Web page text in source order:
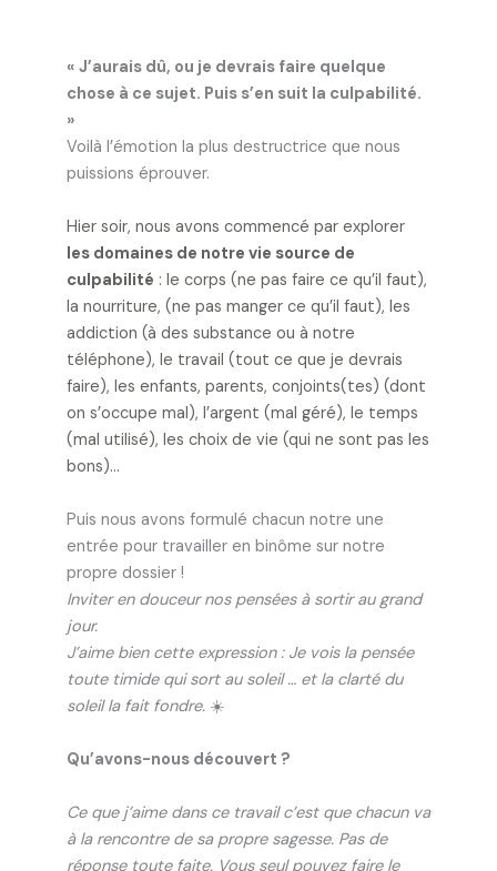
« J’aurais dû, ou je devrais faire quelque
chose à ce sujet. Puis s’en suit la culpabilité.
»
Voilà l’émotion la plus destructrice que nous
puissions éprouver.
Hier soir, nous avons commencé par explorer
les domaines de notre vie source de
culpabilité : le corps (ne pas faire ce qu’il faut),
la nourriture, (ne pas manger ce qu’il faut), les
addiction (à des substance ou à notre
téléphone), le travail (tout ce que je devrais
faire), les enfants, parents, conjoints(tes) (dont
on s’occupe mal), l’argent (mal géré), le temps
(mal utilisé), les choix de vie (qui ne sont pas les
bons)…
Puis nous avons formulé chacun notre une
entrée pour travailler en binôme sur notre
propre dossier !
Inviter en douceur nos pensées à sortir au grand
jour.
J’aime bien cette expression : Je vois la pensée
toute timide qui sort au soleil … et la clarté du
soleil la fait fondre. ☀️
Qu’avons-nous découvert ?
Ce que j’aime dans ce travail c’est que chacun va
à la rencontre de sa propre sagesse. Pas de
réponse toute faite. Vous seul pouvez faire le